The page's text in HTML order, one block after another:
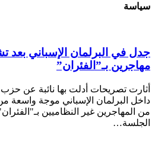
سياسة
جدل في البرلمان الإسباني بعد
مهاجرين بـ”الفئران”
أثارت تصريحات أدلت بها نائبة عن
داخل البرلمان الإسباني موجة واسعة
من المهاجرين غير النظاميين
الجلسة…